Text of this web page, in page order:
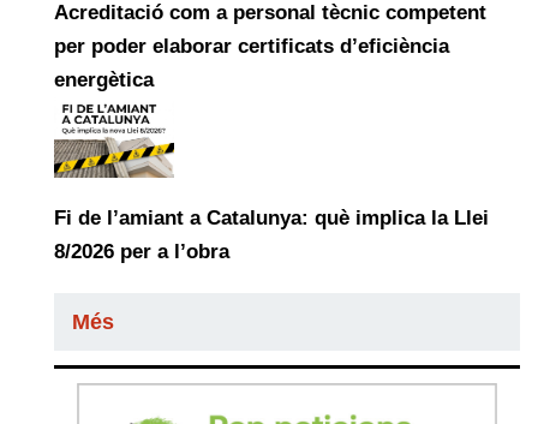
Acreditació com a personal tècnic competent
per poder elaborar certificats d’eficiència
energètica
Fi de l’amiant a Catalunya: què implica la Llei
8/2026 per a l’obra
Més